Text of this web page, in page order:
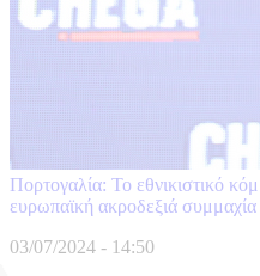
Πορτογαλία: Το εθνικιστικό
ευρωπαϊκή ακροδεξιά
03/07/2024 - 14:50